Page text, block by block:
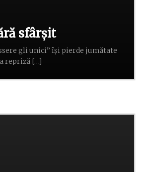
sfârșit
gli unici” își pierde jumătate
repriză […]